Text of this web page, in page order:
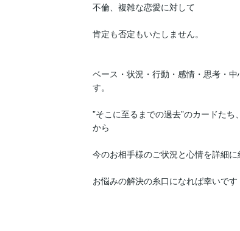
不倫、複雑な恋愛に対して
肯定も否定もいたしません。
ベース・状況・行動・感情・思考・
す。
”そこに至るまでの過去”のカードた
から
今のお相手様のご状況と心情を詳細に
お悩みの解決の糸口になれば幸いです